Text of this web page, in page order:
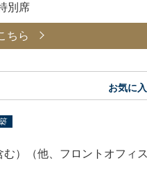
別席
ちら
お気に
）（他、フロントオフィ